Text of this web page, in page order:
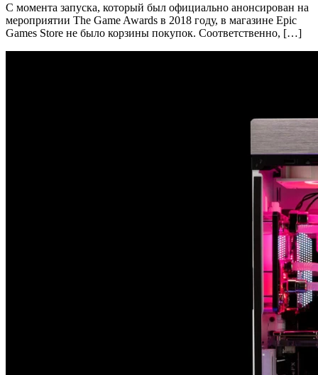
С момента запуска, который был официально анонсирован на
мероприятии The Game Awards в 2018 году, в магазине Epic
Games Store не было корзины покупок. Соответственно, […]